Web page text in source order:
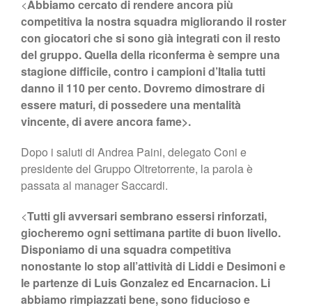
<Abbiamo cercato di rendere ancora più
competitiva la nostra squadra migliorando il roster
con giocatori che si sono già integrati con il resto
del gruppo. Quella della riconferma è sempre una
stagione difficile, contro i campioni d’Italia tutti
danno il 110 per cento. Dovremo dimostrare di
essere maturi, di possedere una mentalità
vincente, di avere ancora fame>.
Dopo i saluti di Andrea Paini, delegato Coni e
presidente del Gruppo Oltretorrente, la parola è
passata al manager Saccardi.
<Tutti gli avversari sembrano essersi rinforzati,
giocheremo ogni settimana partite di buon livello.
Disponiamo di una squadra competitiva
nonostante lo stop all’attività di Liddi e Desimoni e
le partenze di Luis Gonzalez ed Encarnacion. Li
abbiamo rimpiazzati bene, sono fiducioso e